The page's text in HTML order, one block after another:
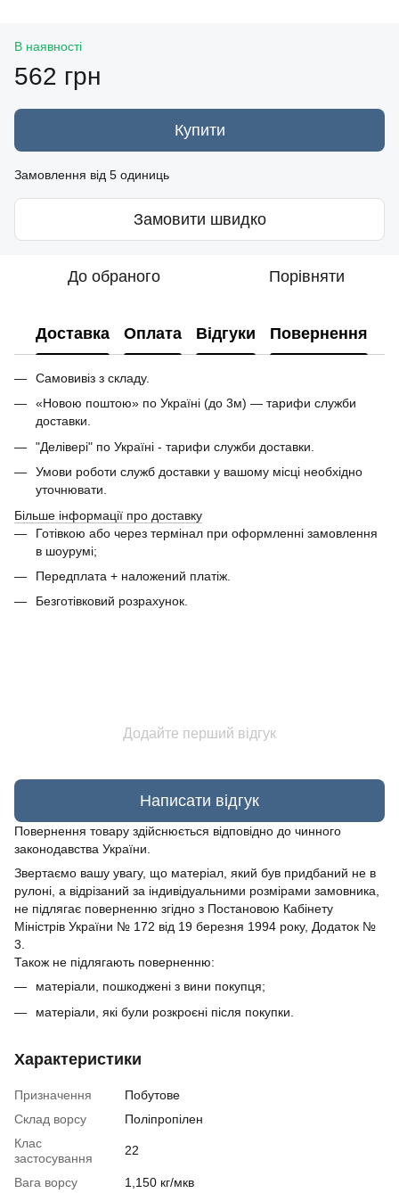
В наявності
562 грн
Купити
Замовлення від 5 одиниць
Замовити швидко
До обраного Порівняти
Доставка Оплата Відгуки Повернення
Самовивіз з складу.
«Новою поштою» по Україні (до 3м) — тарифи служби
доставки.
"Делівері" по Україні - тарифи служби доставки.
Умови роботи служб доставки у вашому місці необхідно
уточнювати.
Більше інформації про доставку
Готівкою або через термінал при оформленні замовлення
в шоурумі;
Передплата + наложений платіж.
Безготівковий розрахунок.
Додайте перший відгук
Написати відгук
Повернення товару здійснюється відповідно до чинного
законодавства України.
Звертаємо вашу увагу, що матеріал, який був придбаний не в
рулоні, а відрізаний за індивідуальними розмірами замовника,
не підлягає поверненню згідно з Постановою Кабінету
Міністрів України № 172 від 19 березня 1994 року, Додаток №
3.
Також не підлягають поверненню:
матеріали, пошкоджені з вини покупця;
матеріали, які були розкроєні після покупки.
Характеристики
Призначення
Побутове
Склад ворсу
Поліпропілен
Клас
застосування
22
Вага ворсу
1,150 кг/мкв